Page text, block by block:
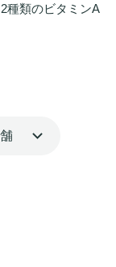
種類のビタミンA